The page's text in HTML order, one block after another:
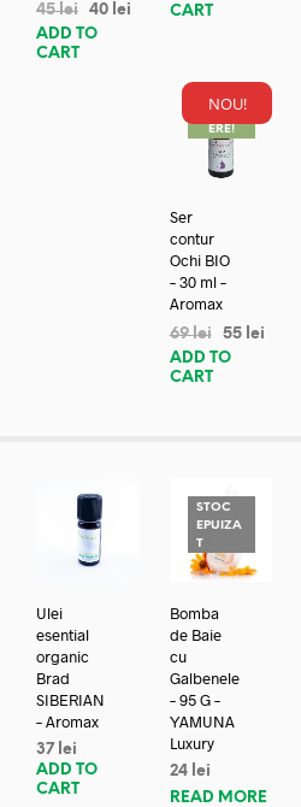
45lei 40 lei
ADD TO
CART
CART
NOU!
REDUC
ERE!
Ser
contur
Ochi BIO
– 30 ml –
Aromax
69lei 55 lei
ADD TO
CART
Ulei
esential
organic
Brad
SIBERIAN
– Aromax
37 lei
ADD TO
CART
STOC
EPUIZA
T
Bomba
de Baie
cu
Galbenele
– 95 G –
YAMUNA
Luxury
24 lei
READ MORE